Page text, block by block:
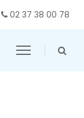
02 37 38 00 78